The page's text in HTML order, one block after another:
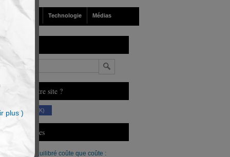
Société Technologie Médias
Vous aimez notre site ?
(230 K)
Derniers Articles
Un budget équilibré coûte que coûte :
plus )